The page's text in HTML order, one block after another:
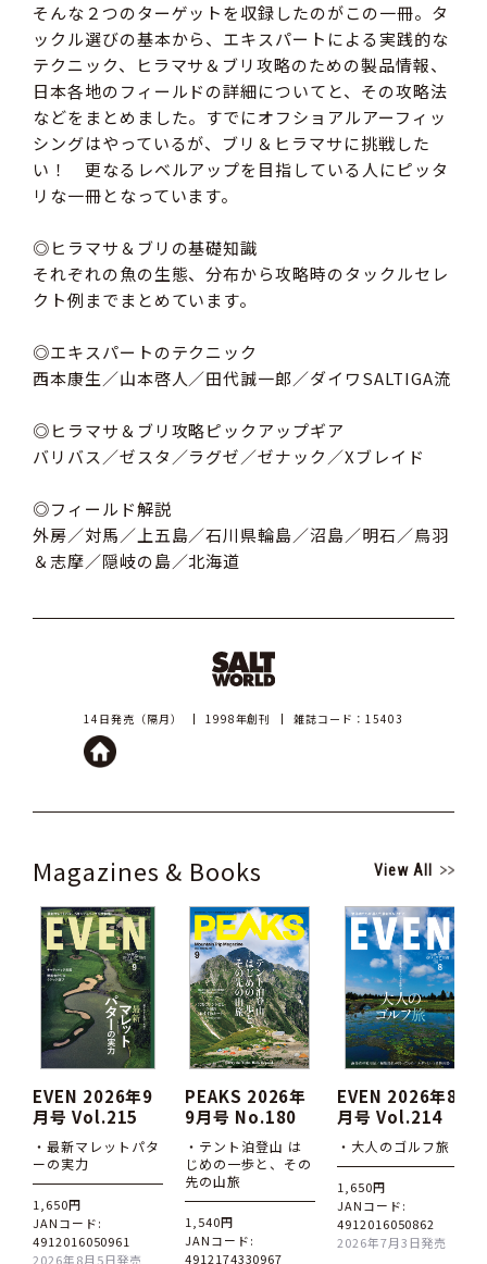
そんな２つのターゲットを収録したのがこの一冊。タ
ックル選びの基本から、エキスパートによる実践的な
テクニック、ヒラマサ＆ブリ攻略のための製品情報、
日本各地のフィールドの詳細についてと、その攻略法
などをまとめました。すでにオフショアルアーフィッ
シングはやっているが、ブリ＆ヒラマサに挑戦した
い！ 更なるレベルアップを目指している人にピッタ
リな一冊となっています。
◎ヒラマサ＆ブリの基礎知識
それぞれの魚の生態、分布から攻略時のタックルセレ
クト例までまとめています。
◎エキスパートのテクニック
西本康生／山本啓人／田代誠一郎／ダイワSALTIGA流
◎ヒラマサ＆ブリ攻略ピックアップギア
バリバス／ゼスタ／ラグゼ／ゼナック／Xブレイド
◎フィールド解説
外房／対馬／上五島／石川県輪島／沼島／明石／鳥羽
＆志摩／隠岐の島／北海道
14日発売（隔月） 1998年創刊 雑誌コード：15403
Magazines & Books View All
EVEN 2026年9
月号 Vol.215
・最新マレットパタ
ーの実力
1,650円
JANコード:
4912016050961
2026年8月5日発売
PEAKS 2026年
9月号 No.180
・テント泊登山 は
じめの一歩と、その
先の山旅
1,540円
JANコード:
4912174330967
EVEN 2026年8
月号 Vol.214
・大人のゴルフ旅
1,650円
JANコード:
4912016050862
2026年7月3日発売